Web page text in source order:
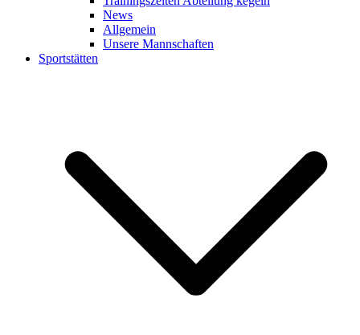
News
Allgemein
Unsere Mannschaften
Sportstätten